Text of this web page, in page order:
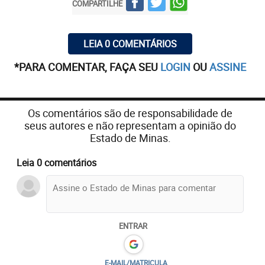
ninguém. O vírus matou o mosquito da dengue.
Então, nós sabemos que está matando esse vírus,
sabemos. Em especial quem é mais idoso, etc., mas
temos que ter um número concreto”, registrou o
presidente à plateia de sempre, presente em
plantão no Palácio da Alvorada.
COMPARTILHE
LEIA 0 COMENTÁRIOS
*PARA COMENTAR, FAÇA SEU LOGIN OUASSINE
Os comentários são de responsabilidade de
seus autores e não representam a opinião do
Estado de Minas.
Leia 0 comentários
ENTRAR
E-MAIL/MATRICULA